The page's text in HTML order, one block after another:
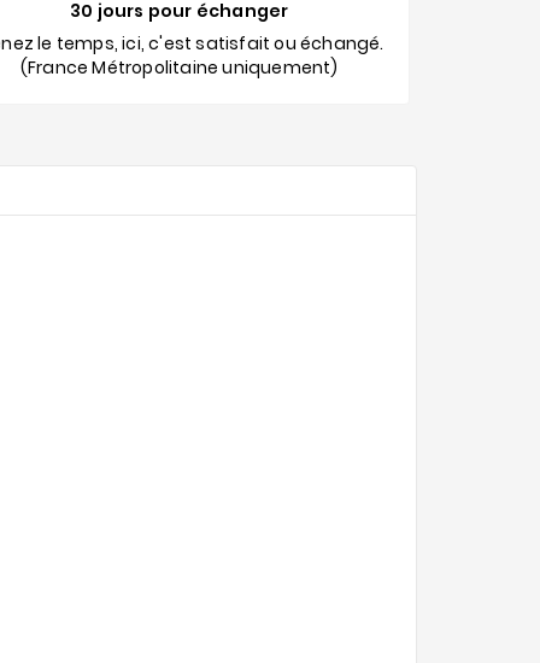
30 jours pour échanger
le temps, ici, c'est satisfait ou échangé.
(France Métropolitaine uniquement)